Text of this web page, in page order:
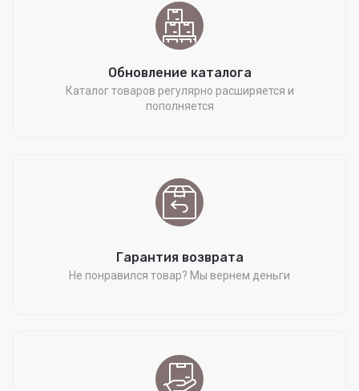
Обновление каталога
Каталог товаров регулярно расширяется и
пополняется
Гарантия возврата
Не понравился товар? Мы вернем деньги